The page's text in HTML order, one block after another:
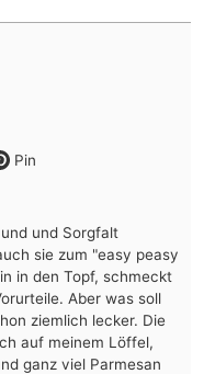
Pin
und Sorgfalt
sie zum "easy peasy
in den Topf, schmeckt
Aber was soll
ziemlich lecker. Die
auf meinem Löffel,
ganz viel Parmesan